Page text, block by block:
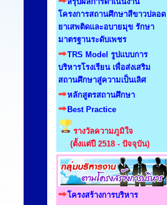
โครงการสถานศึกษาสีขาวปลอด
ยาเสพติดและอบายมุข รักษา
มาตรฐานระดับเพชร
TRS Model รูปแบบการ
บริหารโรงเรียน เพื่อส่งเสริม
สถานศึกษาสู่ความเป็นเลิศ
หลักสูตรสถานศึกษา
Best Practice
รางวัลความภูมิใจ
(ตั้งแต่ปี 2518 - ปัจจุบัน)
โครงสร้างการบริหาร